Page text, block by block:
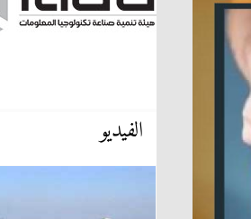
الفيديو